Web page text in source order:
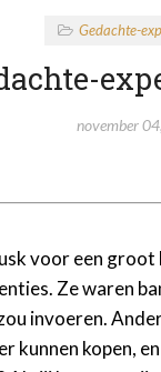
Gedachte-
november
voor een
Ze waren
invoeren.
kopen,